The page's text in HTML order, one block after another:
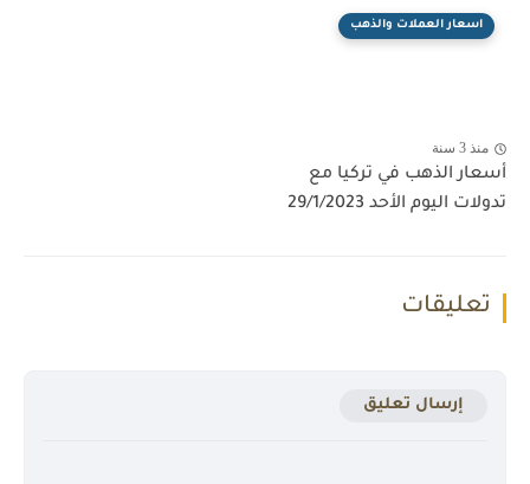
اسعار العملات والذهب
منذ 3 سنة
أسعار الذهب في تركيا مع
تدولات اليوم الأحد 29/1/2023
تعليقات
إرسال تعليق